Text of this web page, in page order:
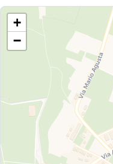
+
−